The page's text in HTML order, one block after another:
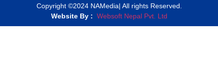
Copyright ©2024 NAMedia| All rights Reserved.
Website By : Websoft Nepal Pvt. Ltd